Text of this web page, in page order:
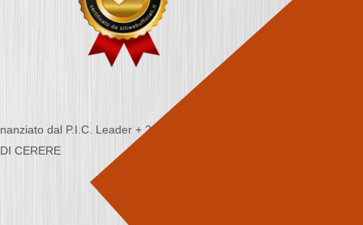
dal P.I.C. Leader + 2000/2006 - Programma
CERERE